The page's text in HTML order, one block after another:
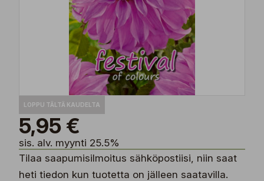
LOPPU TÄLTÄ KAUDELTA
5,95 €
sis. alv. myynti 25.5%
Tilaa saapumisilmoitus sähköpostiisi, niin saat
heti tiedon kun tuotetta on jälleen saatavilla.